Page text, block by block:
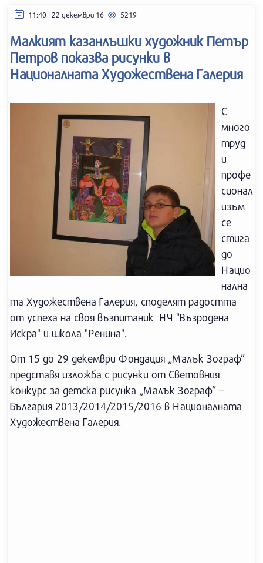
11:40 | 22 декември 16 5219
Малкият казанлъшки художник Петър
Петров показва рисунки в
Националната Художествена Галерия
С
много
труд
и
профе
сионал
изъм
се
стига
до
Нацио
нална
та Художествена Галерия, споделят радостта
от успеха на своя възпитаник НЧ "Възродена
Искра" и школа "Ренина".
От 15 до 29 декември Фондация „Малък Зограф”
представя изложба с рисунки от Световния
конкурс за детска рисунка „Малък Зограф” –
България 2013/2014/2015/2016 в Националната
Художествена Галерия.